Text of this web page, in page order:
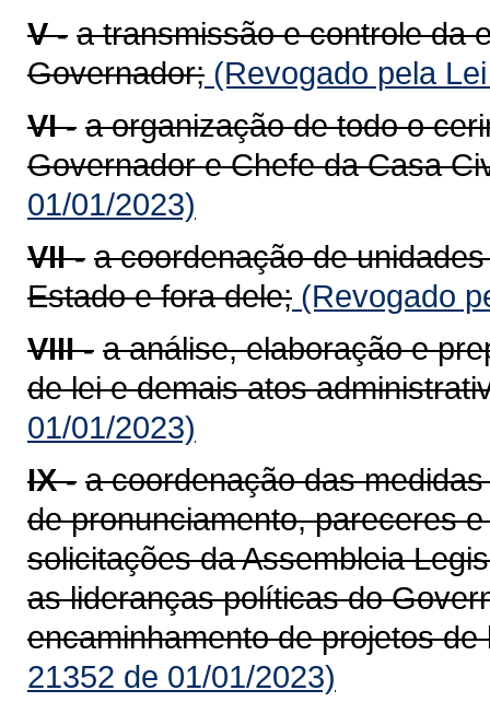
V - a transmissão e controle da
Governador; (Revogado pela
VI - a organização de todo o
Governador e Chefe da Casa
01/01/2023)
VII - a coordenação de
Estado e fora dele; (Revogado
VIII - a análise, elaboração e
de lei e demais atos
01/01/2023)
IX - a coordenação das
de pronunciamento, pareceres
solicitações da Assembleia
as lideranças políticas do
encaminhamento de projetos
21352 de 01/01/2023)